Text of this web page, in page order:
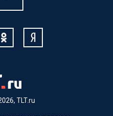
TLT.ru